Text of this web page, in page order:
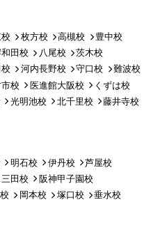
枚方校 高槻校
豊中校
和田校 八尾校
茨木校
河内長野校 守口校
難波校
校 医進館大阪校
くずは校
光明池校 北千里校
藤井寺校
明石校 伊丹校
芦屋校
三田校
阪神甲子園校
岡本校 塚口校
垂水校